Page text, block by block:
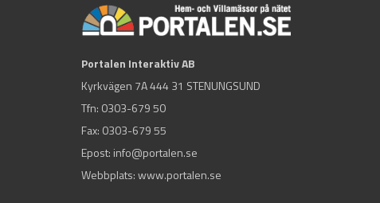
Portalen Interaktiv AB
Kyrkvägen 7A 444 31 STENUNGSUND
Tfn: 0303-679 50
Fax: 0303-679 55
Epost: info@portalen.se
Webbplats: www.portalen.se